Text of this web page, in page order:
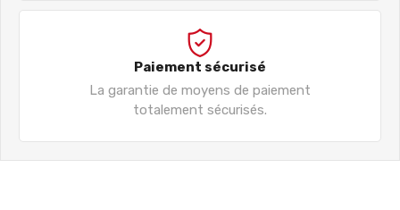
Paiement sécurisé
La garantie de moyens de paiement
totalement sécurisés.